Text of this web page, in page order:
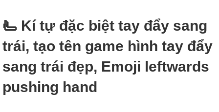
🫷 Kí tự đặc biệt tay đẩy sang
trái, tạo tên game hình tay đẩy
sang trái đẹp, Emoji leftwards
pushing hand